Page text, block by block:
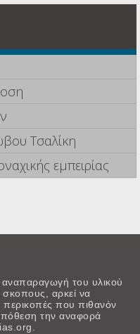
Τσαλίκη
εμπειρίας
αναπαραγωγή του υλικού
αρκεί να
περικοπές που πιθανόν
την αναφορά